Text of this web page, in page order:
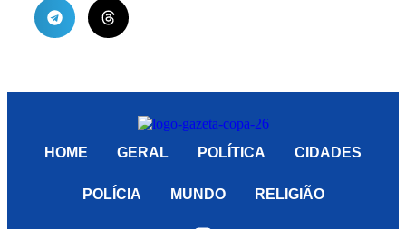
HOME GERAL POLÍTICA CIDADES
POLÍCIA MUNDO RELIGIÃO